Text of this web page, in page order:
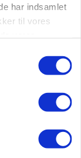
har indsamlet
til vores
03. aug.